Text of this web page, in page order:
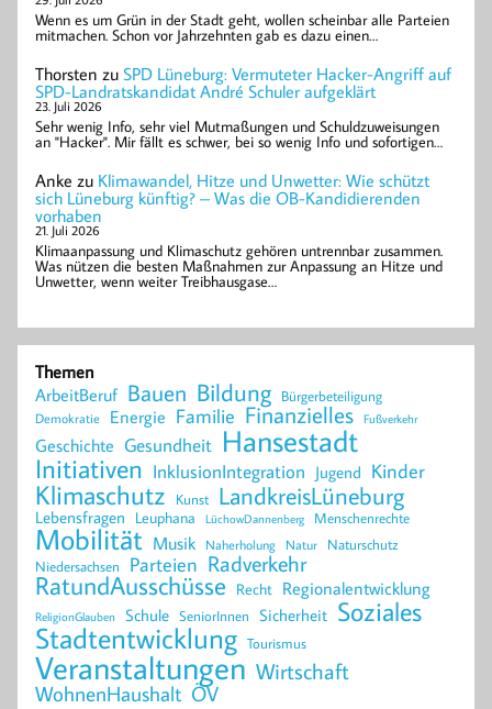
Wenn es um Grün in der Stadt geht, wollen scheinbar alle Parteien
mitmachen. Schon vor Jahrzehnten gab es dazu einen…
Thorsten zu SPD Lüneburg: Vermuteter Hacker-Angriff auf
SPD-Landratskandidat André Schuler aufgeklärt
23. Juli 2026
Sehr wenig Info, sehr viel Mutmaßungen und Schuldzuweisungen
an "Hacker". Mir fällt es schwer, bei so wenig Info und sofortigen…
Anke zu Klimawandel, Hitze und Unwetter: Wie schützt
sich Lüneburg künftig? – Was die OB-Kandidierenden
vorhaben
21. Juli 2026
Klimaanpassung und Klimaschutz gehören untrennbar zusammen.
Was nützen die besten Maßnahmen zur Anpassung an Hitze und
Unwetter, wenn weiter Treibhausgase…
Themen
ArbeitBeruf Bauen Bildung Bürgerbeteiligung
Demokratie Energie Familie Finanzielles Fußverkehr
Geschichte Gesundheit Hansestadt
Initiativen InklusionIntegration Jugend Kinder
Klimaschutz Kunst LandkreisLüneburg
Lebensfragen Leuphana LüchowDannenberg Menschenrechte
Mobilität Musik Naherholung Natur Naturschutz
Niedersachsen Parteien Radverkehr
RatundAusschüsse Recht Regionalentwicklung
ReligionGlauben Schule SeniorInnen Sicherheit Soziales
Stadtentwicklung Tourismus
Veranstaltungen Wirtschaft
WohnenHaushalt ÖV